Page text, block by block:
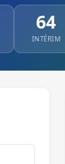
64
INTÉRIM